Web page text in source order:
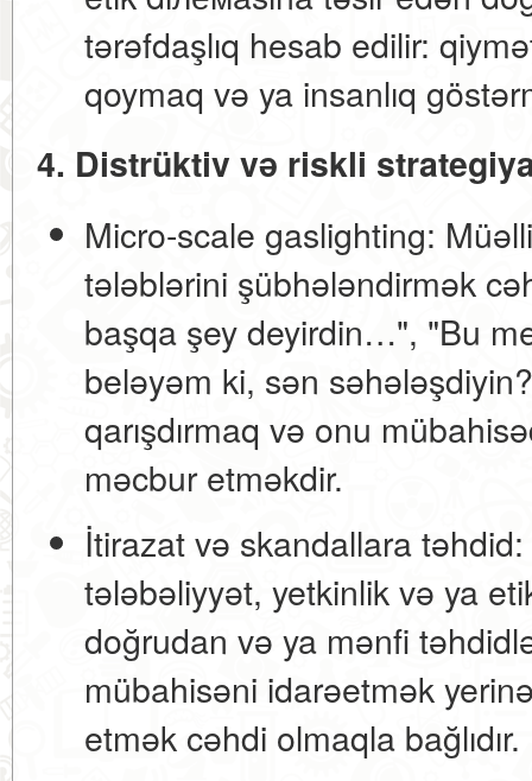
tərəfdaşlıq hesab edilir:
qoymaq və ya insanlıq
4. Distrüktiv və riskli
Micro-scale gaslighting:
tələblərini şübhələndirmək
başqa şey deyirdin…", "Bu
beləyəm ki, sən
qarışdırmaq və onu
məcbur etməkdir.
İtirazat və skandallara təhdid:
tələbəliyyət, yetkinlik və ya
doğrudan və ya mənfi
mübahisəni idarəetmək
etmək cəhdi olmaqla bağlıdır.